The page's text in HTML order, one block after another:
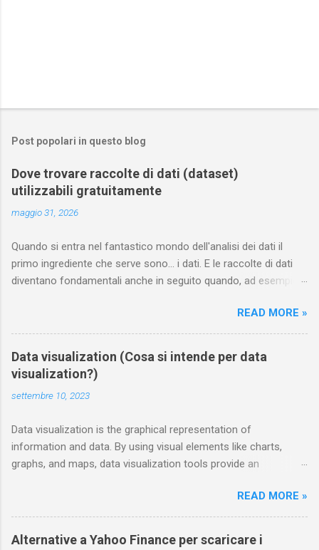
Post popolari in questo blog
Dove trovare raccolte di dati (dataset)
utilizzabili gratuitamente
maggio 31, 2026
Quando si entra nel fantastico mondo dell'analisi dei dati il
primo ingrediente che serve sono... i dati. E le raccolte di dati
diventano fondamentali anche in seguito quando, ad esempio,
pagina annoto i siti dai quali è possibile scaricare gratuitamente
e legalmente dataset curati di dati. Chiunque può contribuire
segnalandone di nuovi nei commenti Sport statsbomb mette a
disposizione gratuitamente delle interessanti raccolte dedicate
al mondo del calcio e del football americano ; le trovi sulla loro
pagina github . Tra i data set dedicati al calcio e scaricabili
(La Liga) 2015/16, a EURO femminile 2022, alla 17 stagioni di
Messi nel Barcellona ( "ogni tocco, ogni passaggio, ogni
dribbling" ), alle stagioni 2018/19, 2019/20, 2020/21 della Super
READ MORE »
Data visualization (Cosa si intende per data
visualization?)
settembre 10, 2023
Data visualization is the graphical representation of
information and data. By using visual elements like charts,
graphs, and maps, data visualization tools provide an
patterns in data. Additionally, it provides an excellent way for
employees or business owners to present data to non-
technical audiences without confusion. In the world of Big
READ MORE »
Alternative a Yahoo Finance per scaricare i